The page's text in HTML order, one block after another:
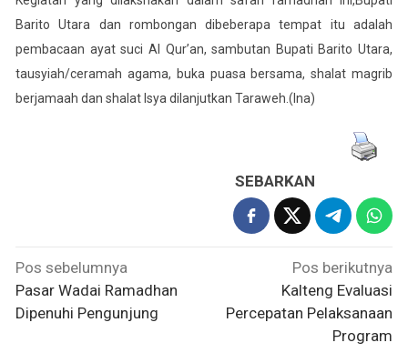
Barito Utara dan rombongan dibeberapa tempat itu adalah
pembacaan ayat suci Al Qur’an, sambutan Bupati Barito Utara,
tausyiah/ceramah agama, buka puasa bersama, shalat magrib
berjamaah dan shalat Isya dilanjutkan Taraweh.(lna)
SEBARKAN
Navigasi
pos
Pos sebelumnya
Pasar Wadai Ramadhan
Dipenuhi Pengunjung
Pos berikutnya
Kalteng Evaluasi
Percepatan Pelaksanaan
Program